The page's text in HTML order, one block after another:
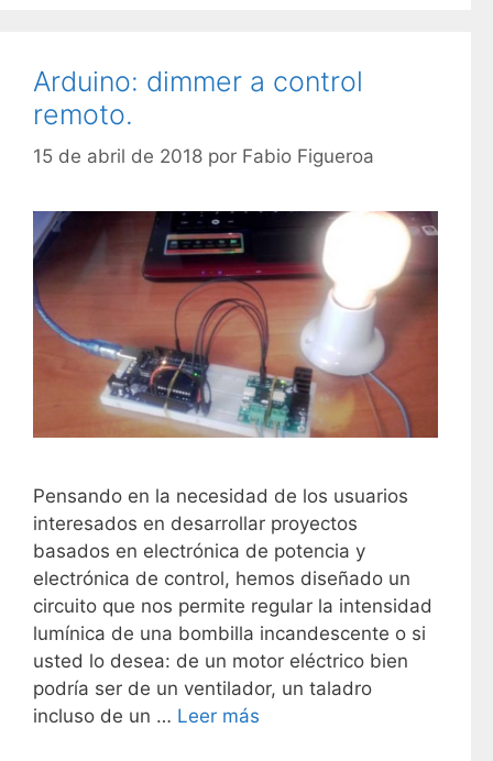
Arduino: dimmer a control
remoto.
15 de abril de 2018 por Fabio Figueroa
Pensando en la necesidad de los usuarios
interesados en desarrollar proyectos
basados en electrónica de potencia y
electrónica de control, hemos diseñado un
circuito que nos permite regular la intensidad
lumínica de una bombilla incandescente o si
usted lo desea: de un motor eléctrico bien
podría ser de un ventilador, un taladro
incluso de un … Leer más